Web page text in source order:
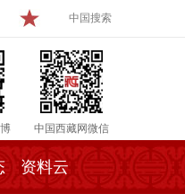
中国搜索
中国西藏网微信
资料云